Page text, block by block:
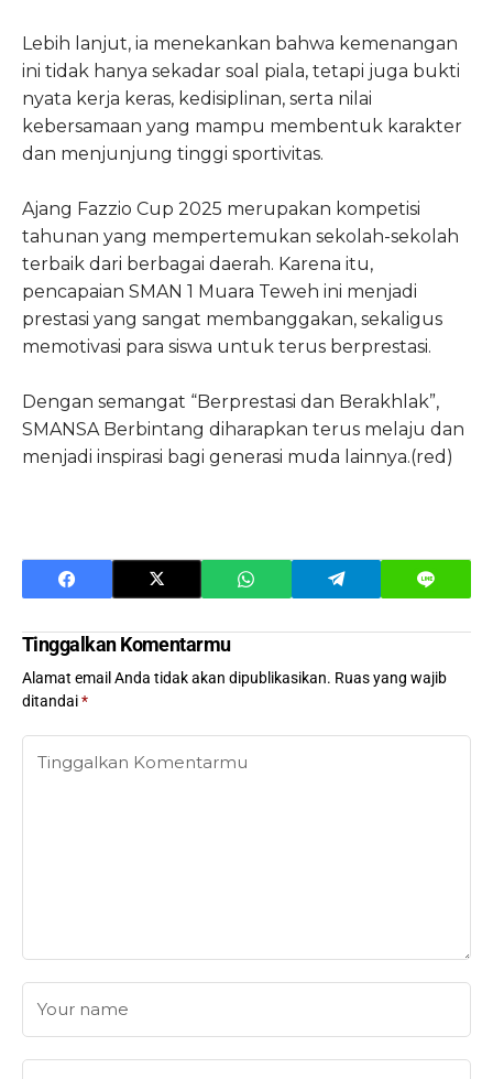
Lebih lanjut, ia menekankan bahwa kemenangan
ini tidak hanya sekadar soal piala, tetapi juga bukti
nyata kerja keras, kedisiplinan, serta nilai
kebersamaan yang mampu membentuk karakter
dan menjunjung tinggi sportivitas.
Ajang Fazzio Cup 2025 merupakan kompetisi
tahunan yang mempertemukan sekolah-sekolah
terbaik dari berbagai daerah. Karena itu,
pencapaian SMAN 1 Muara Teweh ini menjadi
prestasi yang sangat membanggakan, sekaligus
memotivasi para siswa untuk terus berprestasi.
Dengan semangat “Berprestasi dan Berakhlak”,
SMANSA Berbintang diharapkan terus melaju dan
menjadi inspirasi bagi generasi muda lainnya.(red)
Tinggalkan Komentarmu
Alamat email Anda tidak akan dipublikasikan. Ruas yang wajib
ditandai*